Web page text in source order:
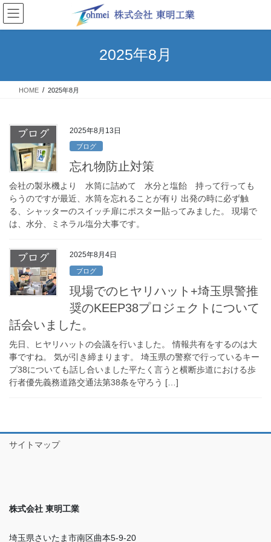
コ
ン
テ
ス
ナ
ビ
ゲ
ン
2025年8月
HOME 2025年8月
2025年8月13日
ブログ
忘れ物防止対策
会社の製氷機より 水筒に詰めて 水分と塩飴 持って行っても
らうのですが最近、水筒を忘れることが有り 出発の時に必ず触
る、シャッターのスイッチ扉にポスター貼ってみました。 現場で
は、水分、ミネラル塩分大事です。
2025年8月4日
ブログ
現場でのヒヤリハット+埼玉県警推
奨のKEEP38プロジェクトについて
話会いました。
先日、ヒヤリハットの会議を行いました。 情報共有をするのは大
事ですね。 気が引き締まります。 埼玉県の警察で行っているキー
プ38についても話し合いました平たく言うと横断歩道における歩
行者優先義務道路交通法第38条を守ろう […]
サイトマップ
株式会社 東明工業
埼玉県さいたま市南区曲本5-9-20